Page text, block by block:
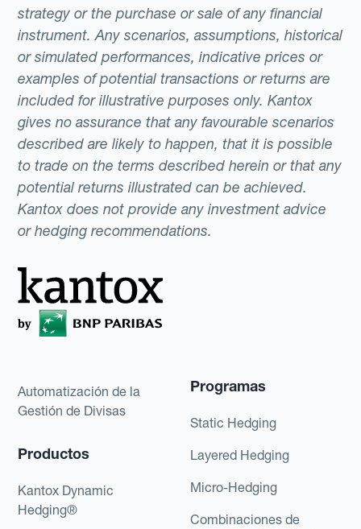
strategy or the purchase or sale of any financial
instrument. Any scenarios, assumptions, historical
or simulated performances, indicative prices or
examples of potential transactions or returns are
included for illustrative purposes only. Kantox
gives no assurance that any favourable scenarios
described are likely to happen, that it is possible
to trade on the terms described herein or that any
potential returns illustrated can be achieved.
Kantox does not provide any investment advice
or hedging recommendations.
Automatización de la
Gestión de Divisas
Productos
Kantox Dynamic
Hedging®
Programas
Static Hedging
Layered Hedging
Micro-Hedging
Combinaciones de